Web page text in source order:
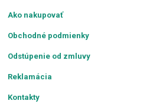
Ako nakupovať
Obchodné podmienky
Odstúpenie od zmluvy
Reklamácia
Kontakty